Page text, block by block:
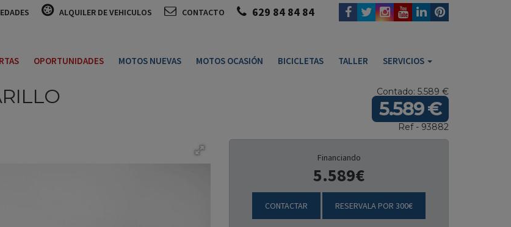
ALQUILER DE VEHICULOS CONTACTO 629 84 84 84
OPORTUNIDADES MOTOS NUEVAS MOTOS OCASIÓN BICICLETAS TALLER SERVICIOS
Contado: 5.589 €
5.589 €
Ref - 93882
Financiando
5.589€
CONTACTAR RESERVALA POR 300€